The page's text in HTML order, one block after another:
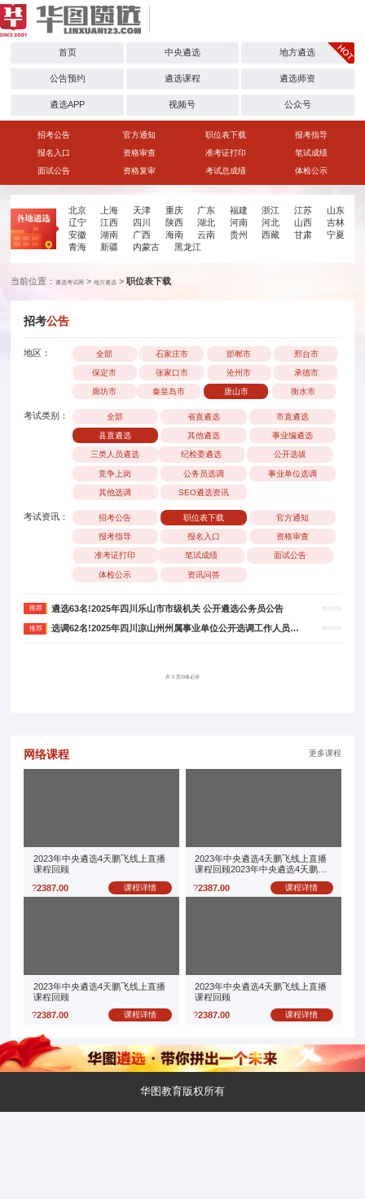
首页 中央遴选 地方遴选
公告预约 遴选课程 遴选师资
遴选APP 视频号 公众号
招考公告 官方通知 职位表下载
报考指导
报名入口
资格审查 准考证打印
笔试成绩
面试公告
资格复审 考试总成绩 体检公示
北京 上海 天津 重庆 广东 福建 浙江 江苏
山东
辽宁
江西 四川 陕西 湖北 河南 河北 山西
吉林
安徽
湖南 广西 海南 云南 贵州 西藏 甘肃
宁夏
青海
新疆 内蒙古 黑龙江
当前位置：遴选考试网 >地方遴选 >职位表下载
招考公告
地区： 全部 石家庄市 邯郸市 邢台市
保定市 张家口市 沧州市 承德市
廊坊市 秦皇岛市 唐山市 衡水市
考试类别： 全部 省直遴选 市直遴选
县直遴选 其他遴选 事业编遴选
三类人员遴选 纪检委遴选 公开选拔
竞争上岗 公务员选调 事业单位选调
其他选调 SEO遴选资讯
考试资讯： 招考公告 职位表下载 官方通知
报考指导 报名入口 资格审查
准考证打印 笔试成绩 面试公告
体检公示 资讯问答
推荐 遴选63名!2025年四川乐山市市级机关 公开遴选公务员公告 03月27日
推荐 选调62名!2025年四川凉山州州属事业单位公开选调工作人员公告 03月27日
共 0 页/0条记录
网络课程 更多课程
2023年中央遴选4天鹏飞线上直播
课程回顾
?2387.00 课程详情
2023年中央遴选4天鹏飞线上直播
课程回顾2023年中央遴选4天鹏飞
?2387.00 课程详情
2023年中央遴选4天鹏飞线上直播
课程回顾
?2387.00 课程详情
2023年中央遴选4天鹏飞线上直播
课程回顾
?2387.00 课程详情
华图教育版权所有